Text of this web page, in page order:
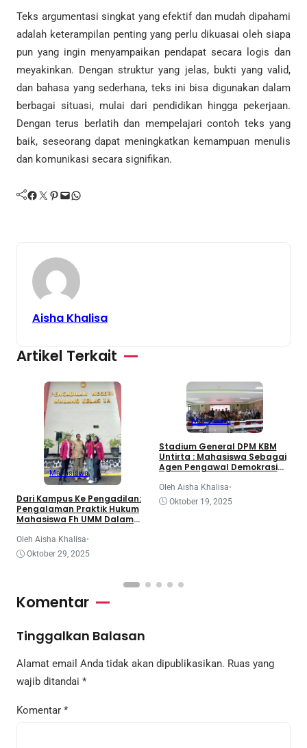
Teks argumentasi singkat yang efektif dan mudah dipahami
adalah keterampilan penting yang perlu dikuasai oleh siapa
pun yang ingin menyampaikan pendapat secara logis dan
meyakinkan. Dengan struktur yang jelas, bukti yang valid,
dan bahasa yang sederhana, teks ini bisa digunakan dalam
berbagai situasi, mulai dari pendidikan hingga pekerjaan.
Dengan terus berlatih dan mempelajari contoh teks yang
baik, seseorang dapat meningkatkan kemampuan menulis
dan komunikasi secara signifikan.
Facebook Twitter Pinterest Mail WhatsApp
Aisha Khalisa
Artikel Terkait
Mahasiswa
Dari Kampus Ke Pengadilan:
Pengalaman Praktik Hukum
Mahasiswa Fh UMM Dalam
Oleh Aisha Khalisa•
Oktober 29, 2025
Mahasiswa
Stadium General DPM KBM
Untirta : Mahasiswa Sebagai
Agen Pengawal Demokrasi
Nasional
Oleh Aisha Khalisa•
Oktober 19, 2025
Komentar
Tinggalkan Balasan
Alamat email Anda tidak akan dipublikasikan. Ruas yang
wajib ditandai *
Komentar *